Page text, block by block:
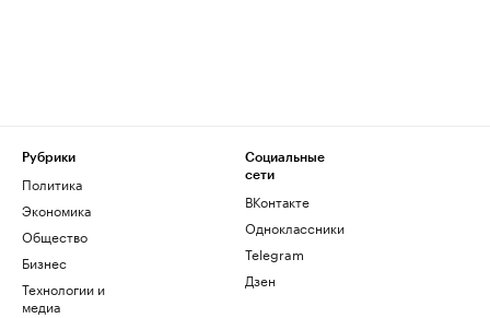
Рубрики
Политика
Экономика
Общество
Бизнес
Технологии и
медиа
Социальные
сети
ВКонтакте
Одноклассники
Telegram
Дзен